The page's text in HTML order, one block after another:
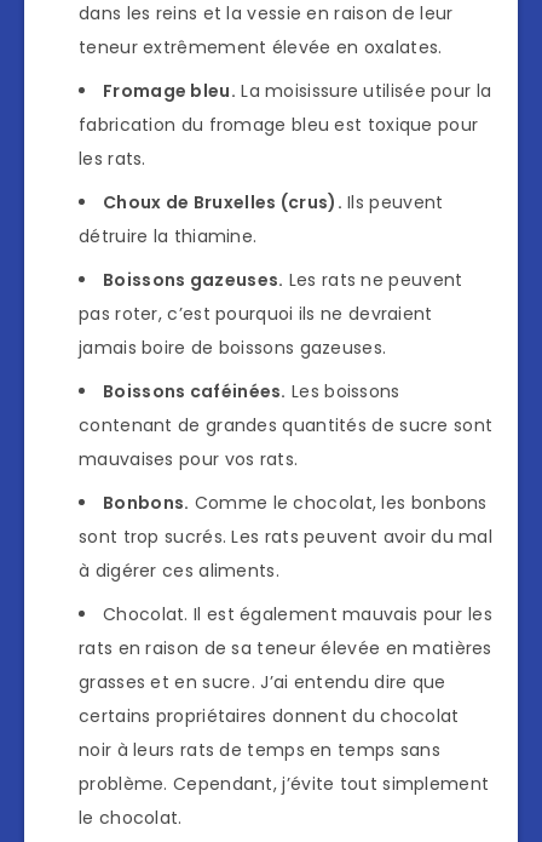
dans les reins et la vessie en raison de leur
teneur extrêmement élevée en oxalates.
Fromage bleu. La moisissure utilisée pour la
fabrication du fromage bleu est toxique pour
les rats.
Choux de Bruxelles (crus). Ils peuvent
détruire la thiamine.
Boissons gazeuses. Les rats ne peuvent
pas roter, c’est pourquoi ils ne devraient
jamais boire de boissons gazeuses.
Boissons caféinées. Les boissons
contenant de grandes quantités de sucre sont
mauvaises pour vos rats.
Bonbons. Comme le chocolat, les bonbons
sont trop sucrés. Les rats peuvent avoir du mal
à digérer ces aliments.
Chocolat. Il est également mauvais pour les
rats en raison de sa teneur élevée en matières
grasses et en sucre. J’ai entendu dire que
certains propriétaires donnent du chocolat
noir à leurs rats de temps en temps sans
problème. Cependant, j’évite tout simplement
le chocolat.